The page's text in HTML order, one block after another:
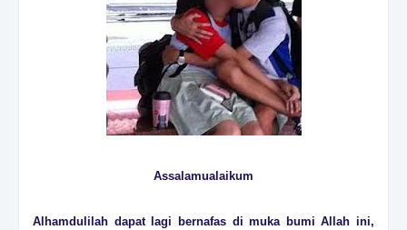
Assalamualaikum
Alhamdulilah dapat lagi bernafas di muka bumi Allah ini,